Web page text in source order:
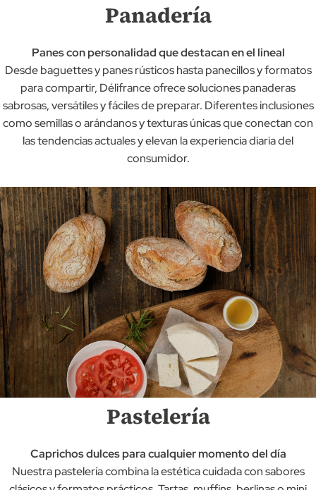
Panadería
Panes con personalidad que destacan en el lineal
Desde baguettes y panes rústicos hasta panecillos y formatos
para compartir, Délifrance ofrece soluciones panaderas
sabrosas, versátiles y fáciles de preparar. Diferentes inclusiones
como semillas o arándanos y texturas únicas que conectan con
las tendencias actuales y elevan la experiencia diaria del
consumidor.
Pastelería
Caprichos dulces para cualquier momento del día
Nuestra pastelería combina la estética cuidada con sabores